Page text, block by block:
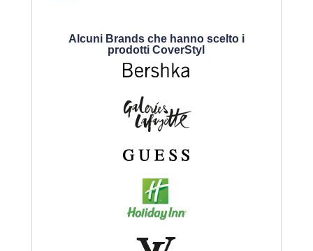
Alcuni Brands che hanno scelto i
prodotti CoverStyl